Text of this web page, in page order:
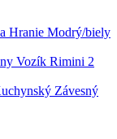
Hranie Modrý/biely
Vozík Rimini 2
Závesný